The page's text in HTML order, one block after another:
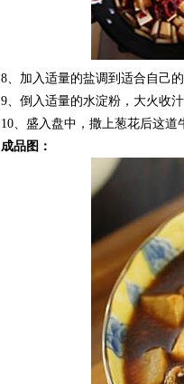
8、加入适量的盐调到适合自己
9、倒入适量的水淀粉，大火收
10、盛入盘中，撒上葱花后这道
成品图：